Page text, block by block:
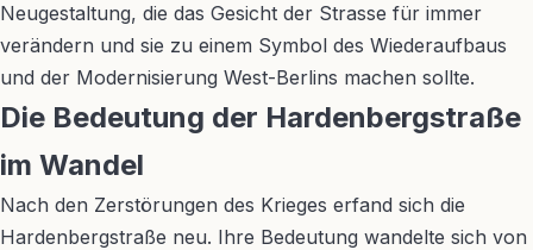
Neugestaltung, die das Gesicht der Strasse für immer
verändern und sie zu einem Symbol des Wiederaufbaus
und der Modernisierung West-Berlins machen sollte.
Die Bedeutung der Hardenbergstraße
im Wandel
Nach den Zerstörungen des Krieges erfand sich die
Hardenbergstraße neu. Ihre Bedeutung wandelte sich von